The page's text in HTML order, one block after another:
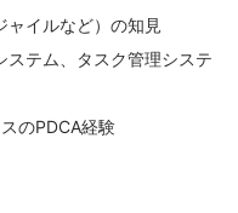
ャイルなど）の知見
ステム、タスク管理システ
のPDCA経験